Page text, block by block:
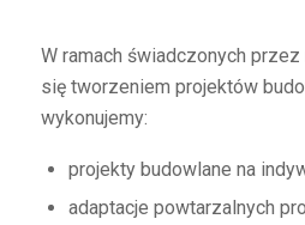
W ramach świadczonych przez
się tworzeniem projektów
wykonujemy:
projekty budowlane na
adaptacje powtarzalnych